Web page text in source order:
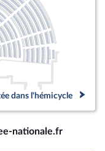
dans l'hémicycle
nationale.fr